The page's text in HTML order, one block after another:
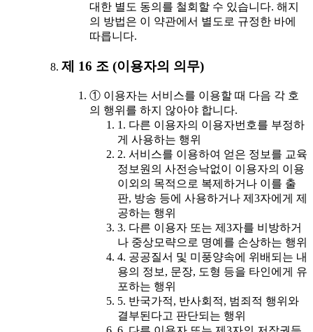
대한 별도 동의를 철회할 수 있습니다. 해지
의 방법은 이 약관에서 별도로 규정한 바에
따릅니다.
제 16 조 (이용자의 의무)
① 이용자는 서비스를 이용할 때 다음 각 호
의 행위를 하지 않아야 합니다.
1. 다른 이용자의 이용자번호를 부정하
게 사용하는 행위
2. 서비스를 이용하여 얻은 정보를 교육
정보원의 사전승낙없이 이용자의 이용
이외의 목적으로 복제하거나 이를 출
판, 방송 등에 사용하거나 제3자에게 제
공하는 행위
3. 다른 이용자 또는 제3자를 비방하거
나 중상모략으로 명예를 손상하는 행위
4. 공공질서 및 미풍양속에 위배되는 내
용의 정보, 문장, 도형 등을 타인에게 유
포하는 행위
5. 반국가적, 반사회적, 범죄적 행위와
결부된다고 판단되는 행위